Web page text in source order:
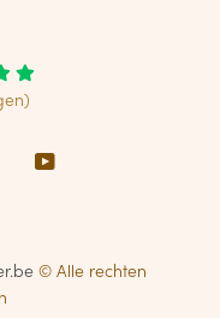
PinterestYoutube
© Alle rechten